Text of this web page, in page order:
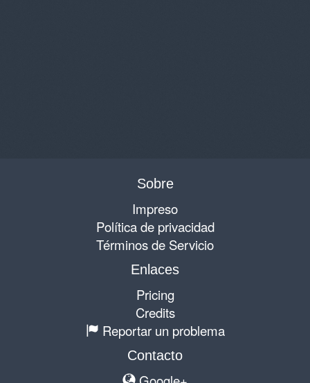
Sobre
Impreso
Política de privacidad
Términos de Servicio
Enlaces
Pricing
Credits
Reportar un problema
Contacto